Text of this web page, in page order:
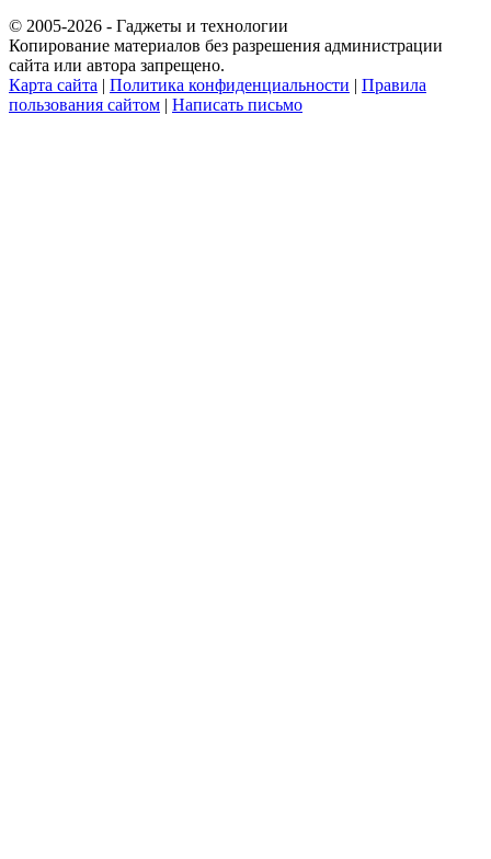
© 2005-2026 - Гаджеты и технологии
Копирование материалов без разрешения администрации
сайта или автора запрещено.
Карта сайта | Политика конфиденциальности | Правила
пользования сайтом | Написать письмо